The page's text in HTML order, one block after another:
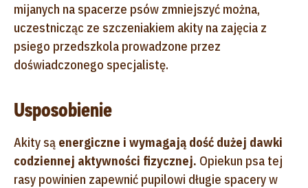
mijanych na spacerze psów zmniejszyć można,
uczestnicząc ze szczeniakiem akity na zajęcia z
psiego przedszkola prowadzone przez
doświadczonego specjalistę.
Usposobienie
Akity są energiczne i wymagają dość dużej dawki
codziennej aktywności fizycznej. Opiekun psa tej
rasy powinien zapewnić pupilowi długie spacery w